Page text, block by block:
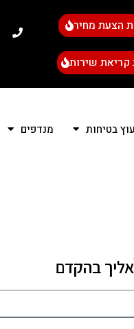
הצעת מחיר
קריאת שירות
בטיחות מנדפים
בהקדם